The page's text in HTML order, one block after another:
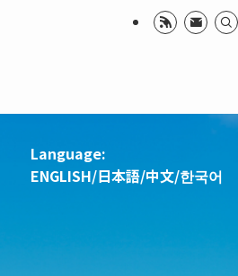
Language:
ENGLISH/日本語/中文/한국어